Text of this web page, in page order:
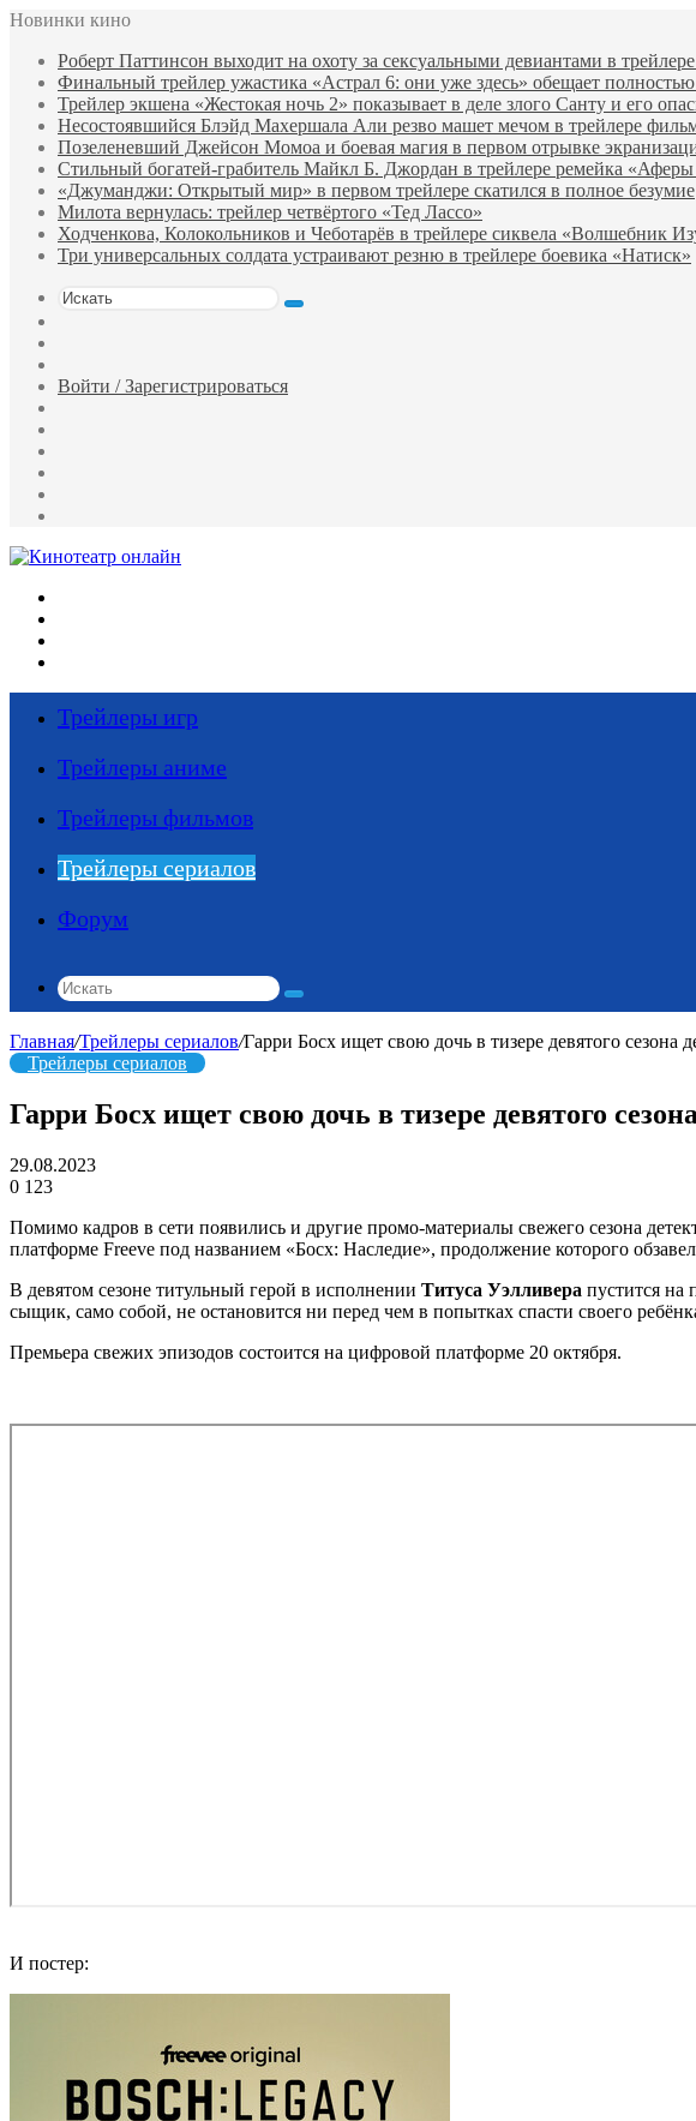
Новинки кино
Роберт Паттинсон выходит на охоту за сексуальными девиантами в
Финальный трейлер ужастика «Астрал 6: они уже здесь» обещает
Трейлер экшена «Жестокая ночь 2» показывает в деле злого Санту и его
Несостоявшийся Блэйд Махершала Али резво машет мечом в трейлере
Позеленевший Джейсон Момоа и боевая магия в первом отрывке
Стильный богатей-грабитель Майкл Б. Джордан в трейлере ремейка
«Джуманджи: Открытый мир» в первом трейлере скатился в полное безумие
Милота вернулась: трейлер четвёртого «Тед Лассо»
Ходченкова, Колокольников и Чеботарёв в трейлере сиквела «Волшебник
Три универсальных солдата устраивают резню в трейлере боевика «Натиск»
Искать
фильм
Войти / Зарегистрироваться
Трейлеры игр
Трейлеры аниме
Трейлеры фильмов
Трейлеры сериалов
Форум
Искать
Главная/Трейлеры сериалов/Гарри Босх ищет свою дочь в тизере девятого сезона
Трейлеры сериалов
Гарри Босх ищет свою дочь в тизере девятого
29.08.2023
0 123
Помимо кадров в сети появились и другие промо-материалы свежего сезона
платформе Freeve под названием «Босх: Наследие», продолжение которого
В девятом сезоне титульный герой в исполнении Титуса Уэлливера пустится на
сыщик, само собой, не остановится ни перед чем в попытках спасти своего
Премьера свежих эпизодов состоится на цифровой платформе 20 октября.
И постер: